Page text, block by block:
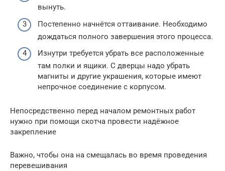
вынуть.
Постепенно начнётся оттаивание. Необходимо
дождаться полного завершения этого процесса.
Изнутри требуется убрать все расположенные
там полки и ящики. С дверцы надо убрать
магниты и другие украшения, которые имеют
непрочное соединение с корпусом.
Непосредственно перед началом ремонтных работ
нужно при помощи скотча провести надёжное
закрепление
Важно, чтобы она на смещалась во время проведения
перевешивания